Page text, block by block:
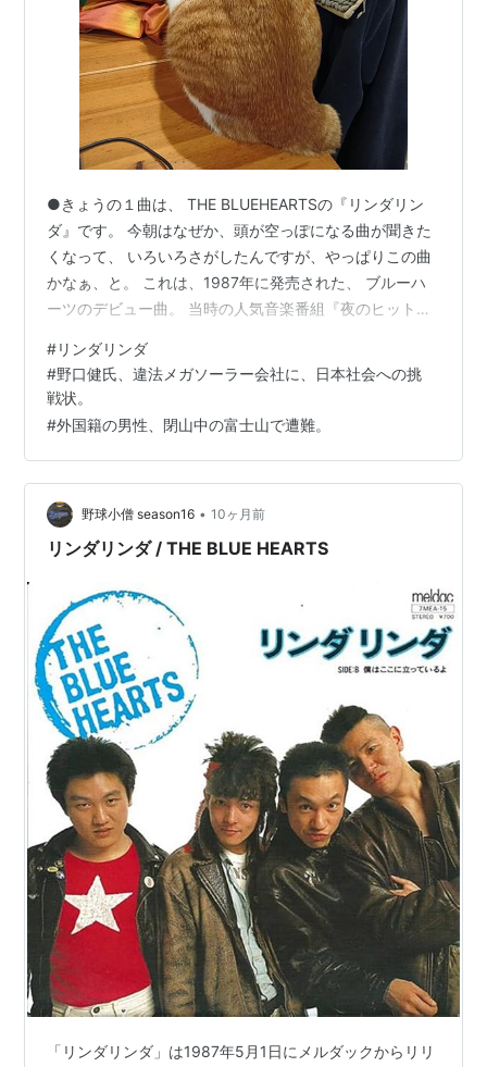
●きょうの１曲は、 THE BLUEHEARTSの『リンダリン
ダ』です。 今朝はなぜか、頭が空っぽになる曲が聞きた
くなって、 いろいろさがしたんですが、やっぱりこの曲
かなぁ、と。 これは、1987年に発売された、 ブルーハ
ーツのデビュー曲。 当時の人気音楽番組『夜のヒットス
（自主製作）で話題になったそうですが、インディー
ズ、とは何のことですか？」 と訊かれた、ヴォーカルの
えて、見事にメディアをけむに巻いたのが印象的でし
た。 もう一人の司会の吉村真理さんが、 本ッ当に、嫌そ
#リンダリンダ
#野口健氏、違法メガソーラー会社に、日本社会への挑
戦状。
#外国籍の男性、閉山中の富士山で遭難。
野球小僧 season16 • 10ヶ月前
リンダリンダ / THE BLUE HEARTS
「リンダリンダ」は1987年5月1日にメルダックからリリ